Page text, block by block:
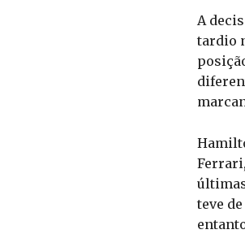
A
tardio
Ferrari,
teve